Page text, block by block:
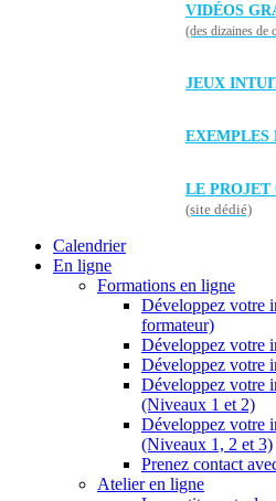
VIDÉOS
(des dizaines de
JEUX
EXEMPLES
LE PROJET
(site dédié)
Calendrier
En ligne
Formations en ligne
Développez votre
formateur)
Développez votre
Développez votre
Développez votre
(Niveaux 1 et 2)
Développez votre
(Niveaux 1, 2 et 3)
Prenez contact
Atelier en ligne